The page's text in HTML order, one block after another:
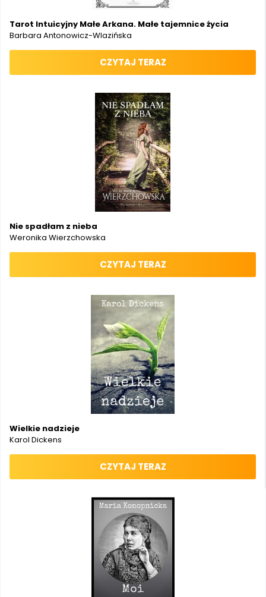
Tarot Intuicyjny Małe Arkana. Małe tajemnice życia
Barbara Antonowicz-Wlazińska
CZYTAJ TERAZ
Nie spadłam z nieba
Weronika Wierzchowska
CZYTAJ TERAZ
Wielkie nadzieje
Karol Dickens
CZYTAJ TERAZ